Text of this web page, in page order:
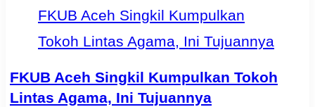
FKUB Aceh Singkil Kumpulkan Tokoh
Lintas Agama, Ini Tujuannya